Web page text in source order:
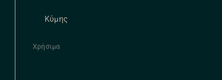
Κύμης
Χρήσιμα